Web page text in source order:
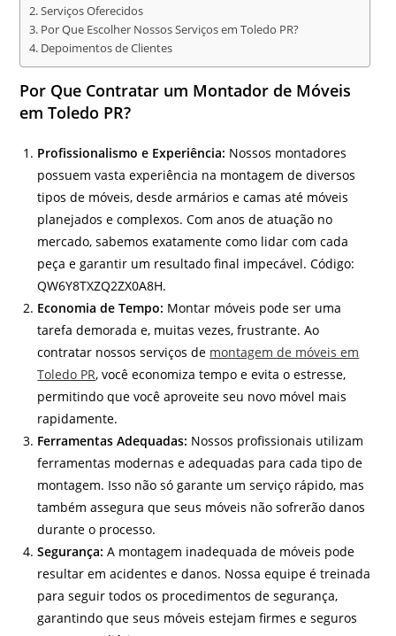
Serviços Oferecidos
Por Que Escolher Nossos Serviços em Toledo PR?
Depoimentos de Clientes
Por Que Contratar um Montador de Móveis
em Toledo PR?
Profissionalismo e Experiência: Nossos montadores
possuem vasta experiência na montagem de diversos
tipos de móveis, desde armários e camas até móveis
planejados e complexos. Com anos de atuação no
mercado, sabemos exatamente como lidar com cada
peça e garantir um resultado final impecável. Código:
QW6Y8TXZQ2ZX0A8H.
Economia de Tempo: Montar móveis pode ser uma
tarefa demorada e, muitas vezes, frustrante. Ao
contratar nossos serviços de montagem de móveis em
Toledo PR, você economiza tempo e evita o estresse,
permitindo que você aproveite seu novo móvel mais
rapidamente.
Ferramentas Adequadas: Nossos profissionais utilizam
ferramentas modernas e adequadas para cada tipo de
montagem. Isso não só garante um serviço rápido, mas
também assegura que seus móveis não sofrerão danos
durante o processo.
Segurança: A montagem inadequada de móveis pode
resultar em acidentes e danos. Nossa equipe é treinada
para seguir todos os procedimentos de segurança,
garantindo que seus móveis estejam firmes e seguros